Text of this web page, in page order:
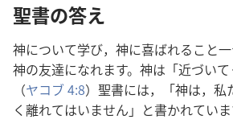
聖書の答え
神について学び， 神に喜ばれること一
神の友達になれます。 神は「近づいて
（ヤコブ 4:8） 聖書には，「神は， 私
く 離れてはいません」と書かれてい